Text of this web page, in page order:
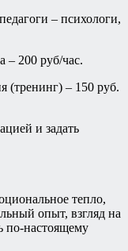
– психологи,
– 200 руб/час.
(тренинг) – 150 руб.
и задать
тепло,
опыт, взгляд на
по-настоящему